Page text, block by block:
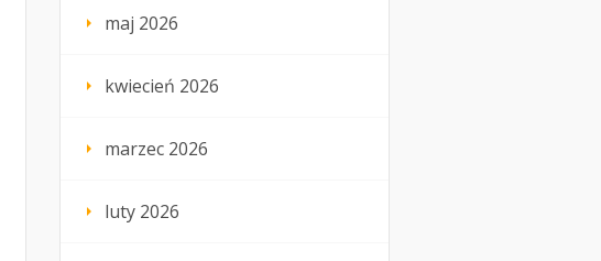
maj 2026
kwiecień 2026
marzec 2026
luty 2026